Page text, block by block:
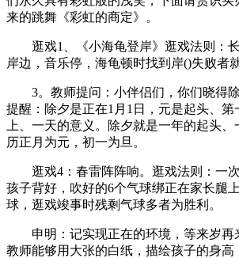
来的跳舞《彩虹的商定》。
逛戏1、《小海龟登岸》逛戏法则：
岸边，音乐停，海龟顿时找到岸()失败者
3。教师提问：小伴侣们，你们晓得除
提醒：除夕是正在1月1日，元是起头、
上、一天的意义。除夕就是一年的起头
历正月为元，初一为旦。
逛戏4：春雷阵阵响。逛戏法则：一次
孩子背好，吹好的6个气球绑正在家长腿
球，逛戏竣事时残剩气球多者为胜利。
申明：记实现正在的环境，等来岁再
教师能够用大张的白纸，描绘孩子的身高